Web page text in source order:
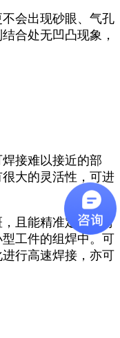
会出现砂眼、气孔
合处无凹凸现象，
接难以接近的部
大的灵活性，可进
且能精准定位，可
工件的组焊中。可
行高速焊接，亦可